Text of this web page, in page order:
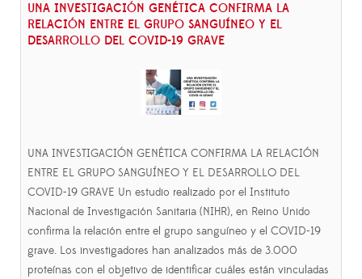
UNA INVESTIGACIÓN GENÉTICA CONFIRMA LA
RELACIÓN ENTRE EL GRUPO SANGUÍNEO Y EL
DESARROLLO DEL COVID-19 GRAVE
UNA INVESTIGACIÓN GENÉTICA CONFIRMA LA RELACIÓN
ENTRE EL GRUPO SANGUÍNEO Y EL DESARROLLO DEL
COVID-19 GRAVE Un estudio realizado por el Instituto
Nacional de Investigación Sanitaria (NIHR), en Reino Unido
confirma la relación entre el grupo sanguíneo y el COVID-19
grave. Los investigadores han analizados más de 3.000
proteínas con el objetivo de identificar cuáles están vinculadas